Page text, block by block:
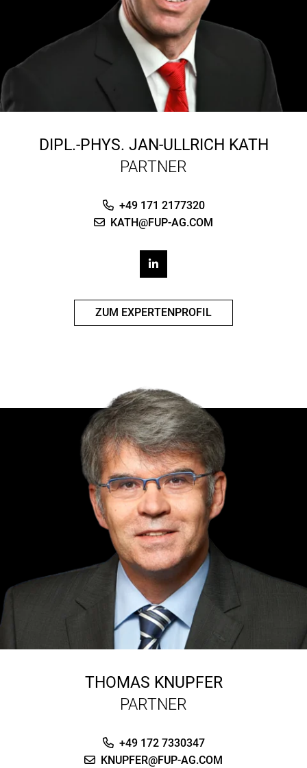
DIPL.-PHYS. JAN-ULLRICH KATH
PARTNER
+49 171 2177320
KATH@FUP-AG.COM
ZUM EXPERTENPROFIL
THOMAS KNUPFER
PARTNER
+49 172 7330347
KNUPFER@FUP-AG.COM